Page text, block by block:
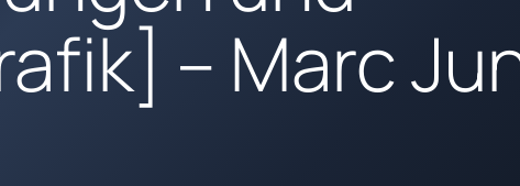
– Marc